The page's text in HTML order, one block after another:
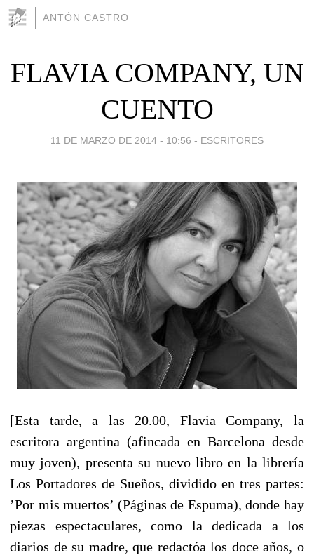
ANTÓN CASTRO
FLAVIA COMPANY, UN
CUENTO
11 DE MARZO DE 2014 - 10:56 - ESCRITORES
[Esta tarde, a las 20.00, Flavia Company, la
escritora argentina (afincada en Barcelona desde
muy joven), presenta su nuevo libro en la librería
Los Portadores de Sueños, dividido en tres partes:
’Por mis muertos’ (Páginas de Espuma), donde hay
piezas espectaculares, como la dedicada a los
diarios de su madre, que redactóa los doce años, o